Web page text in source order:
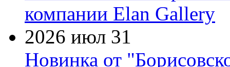
компании Elan Gallery
2026 июл 31
Новинка от